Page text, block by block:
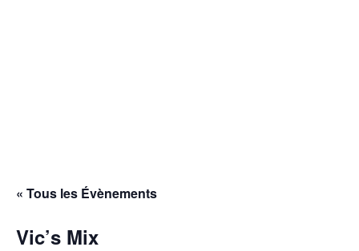
« Tous les Évènements
Vic’s Mix